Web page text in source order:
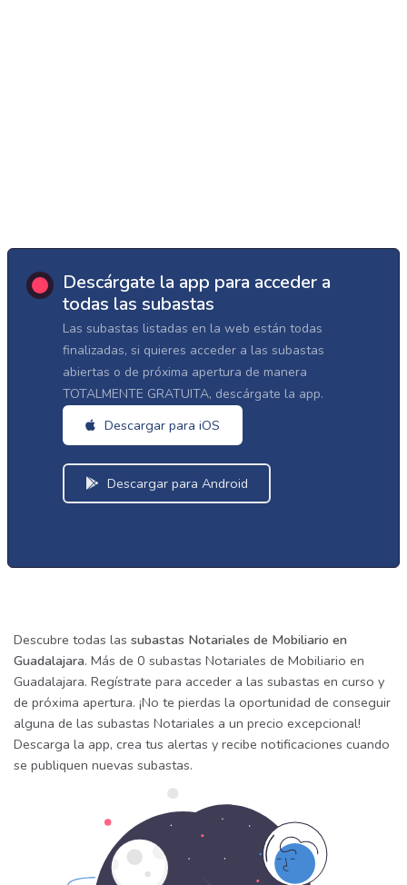
Descárgate la app para acceder a
todas las subastas
Las subastas listadas en la web están todas
finalizadas, si quieres acceder a las subastas
abiertas o de próxima apertura de manera
TOTALMENTE GRATUITA, descárgate la app.
Descargar para iOS
Descargar para Android
Descubre todas las subastas Notariales de Mobiliario en
Guadalajara. Más de 0 subastas Notariales de Mobiliario en
Guadalajara. Regístrate para acceder a las subastas en curso y
de próxima apertura. ¡No te pierdas la oportunidad de conseguir
alguna de las subastas Notariales a un precio excepcional!
Descarga la app, crea tus alertas y recibe notificaciones cuando
se publiquen nuevas subastas.